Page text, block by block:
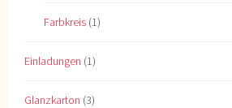
Farbkreis (1)
Einladungen (1)
Glanzkarton (3)